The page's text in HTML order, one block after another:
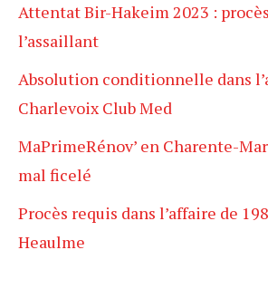
Attentat Bir-Hakeim 2023 :
l’assaillant
Absolution conditionnelle dans
Charlevoix Club Med
MaPrimeRénov’ en Charente-
mal ficelé
Procès requis dans l’affaire de
Heaulme